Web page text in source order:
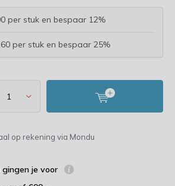
per stuk en bespaar 12%
per stuk en bespaar 25%
op rekening via Mondu
gingen je voor